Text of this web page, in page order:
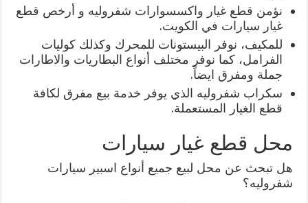
نؤمن قطع غيار واكسسوارات شفروليه و أرخص قطع
غيار سيارات في الكويت.
للمكيف، نوفر البيستونات للمحرك وكذلك كوليات
الفرامل، كما نوفر مختلف أنواع البطاريات والاطارات
جملة ومفرق ايضاً.
سكراب شفروليه الذي يوفر خدمة بيع مفرق لكافة
قطع الغيار المستعملة.
محل قطع غيار سيارات
هل تبحث عن محل لبيع جميع أنواع اسبير سيارات
شفروليه؟